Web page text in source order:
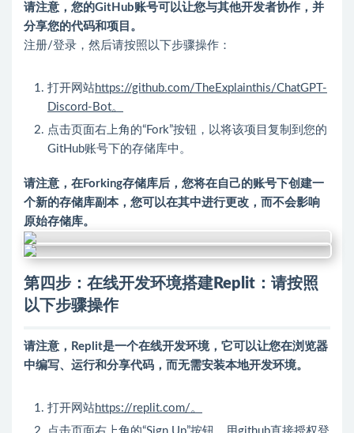
请注意，您的GitHub账号可以让您与其他开发者协作，并
分享您的代码和项目。
注册/登录，然后请按照以下步骤操作：
打开网站https://github.com/TheExplainthis/ChatGPT-
Discord-Bot。
点击页面右上角的“Fork”按钮，以将该项目复制到您的
GitHub账号下的存储库中。
请注意，在Forking存储库后，您将在自己的账号下创建一
个新的存储库副本，您可以在其中进行更改，而不会影响
原始存储库。
第四步： 在线开发环境搭建Replit： 请按照
以下步骤操作
请注意，Replit是一个在线开发环境，它可以让您在浏览器
中编写、运行和分享代码，而无需安装本地开发环境。
打开网站https://replit.com/。